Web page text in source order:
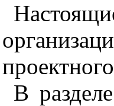
организ
В разделе